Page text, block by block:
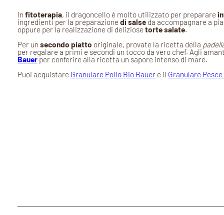
In fitoterapia, il dragoncello è molto utilizzato per preparare
ingredienti per la preparazionedi salse da accompagnare a
oppure per la realizzazione di deliziosetorte salate.
Per un secondo piatto originale, provate la ricetta della
per regalare a primi e secondi un tocco da vero chef. Agli
Bauerper conferire alla ricetta un sapore intenso di mare.
Puoi acquistare Granulare Pollo Bio Bauere il Granulare